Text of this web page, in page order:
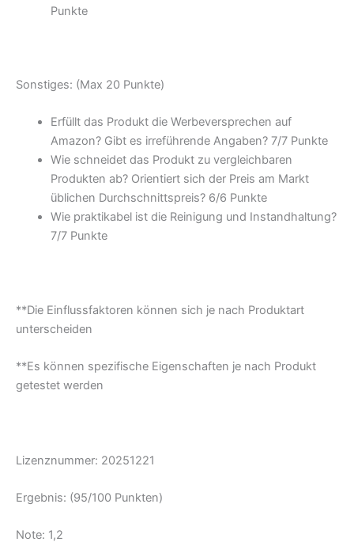
Punkte
Sonstiges: (Max 20 Punkte)
Erfüllt das Produkt die Werbeversprechen auf
Amazon? Gibt es irreführende Angaben? 7/7 Punkte
Wie schneidet das Produkt zu vergleichbaren
Produkten ab? Orientiert sich der Preis am Markt
üblichen Durchschnittspreis? 6/6 Punkte
Wie praktikabel ist die Reinigung und Instandhaltung?
7/7 Punkte
**Die Einflussfaktoren können sich je nach Produktart
unterscheiden
**Es können spezifische Eigenschaften je nach Produkt
getestet werden
Lizenznummer: 20251221
Ergebnis: (95/100 Punkten)
Note: 1,2